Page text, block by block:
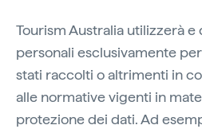
Tourism Australia utilizzerà e
personali esclusivamente
stati raccolti o altrimenti in
alle normative vigenti in
protezione dei dati. Ad